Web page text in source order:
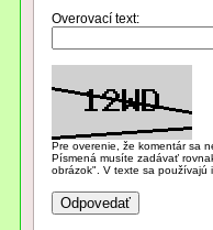
Overovací text:
Pre overenie, že komentár sa
Písmená musíte zadávať
obrázok". V texte sa používajú